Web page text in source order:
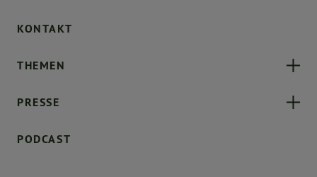
KONTAKT
THEMEN
PRESSE
PODCAST